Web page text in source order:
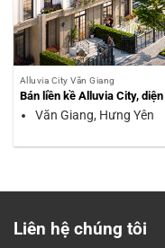
Alluvia City Văn Giang
Bán liền kề Alluvia City,
Văn Giang, Hưng Yên
Liên hệ chúng tôi